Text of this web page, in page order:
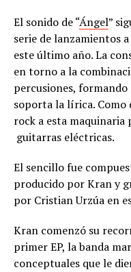
El sonido de “Ángel”
serie de lanzamientos
este último año. La
en torno a la
percusiones,
soporta la lírica. Como
rock a esta
guitarras eléctricas.
El sencillo fue
producido por Kran y
por Cristian Urzúa en
Kran comenzó su
primer EP, la banda
conceptuales que le